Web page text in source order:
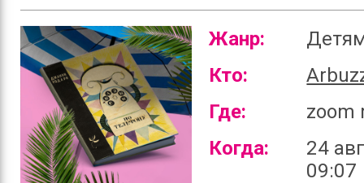
Жанр:
Кто:
Где:
zoom
Когда:
24
09:07